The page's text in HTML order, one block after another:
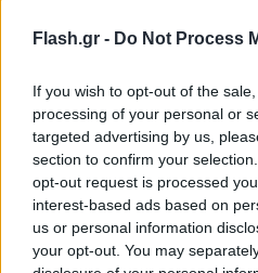
Flash.gr - Do Not Process
If you wish to opt-out of the
processing of your personal or
targeted advertising by us,
section to confirm your
opt-out request is processed
interest-based ads based on
us or personal information
your opt-out. You may
εξαιρετικά λεπτών
την επιβίβαση των
τα επίπεδα ήταν
ΟΗΕ ορίζει ως υψηλά. Ο
απομακρυνόταν σταδιακά
την απογείωση, αλλά
προσέγγιση για
υψηλών συγκεντρώσεων